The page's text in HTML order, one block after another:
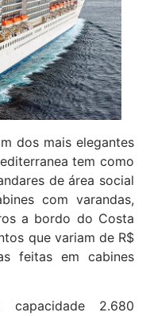
dos mais elegantes
tem como
de área social
com varandas,
a bordo do Costa
que variam de R$
feitas em cabines
capacidade 2.680